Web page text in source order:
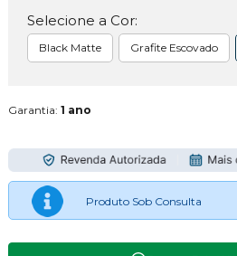
Selecione a Cor:
Black Matte Grafite Escovado
Garantia: 1 ano
Produto Sob Consulta